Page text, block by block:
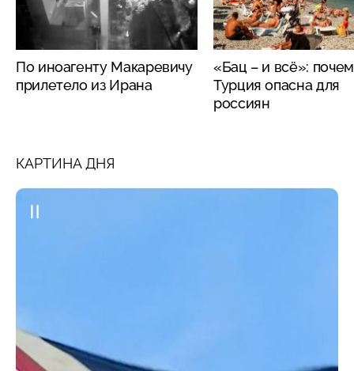
По иноагенту Макаревичу
прилетело из Ирана
«Бац – и всё»:
Турция опасна для
россиян
КАРТИНА ДНЯ